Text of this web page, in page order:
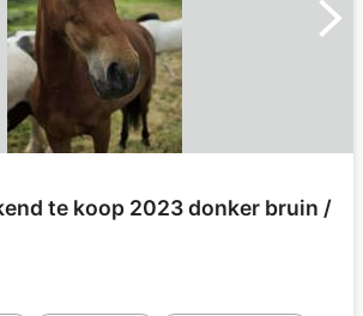
te koop 2023 donker bruin /